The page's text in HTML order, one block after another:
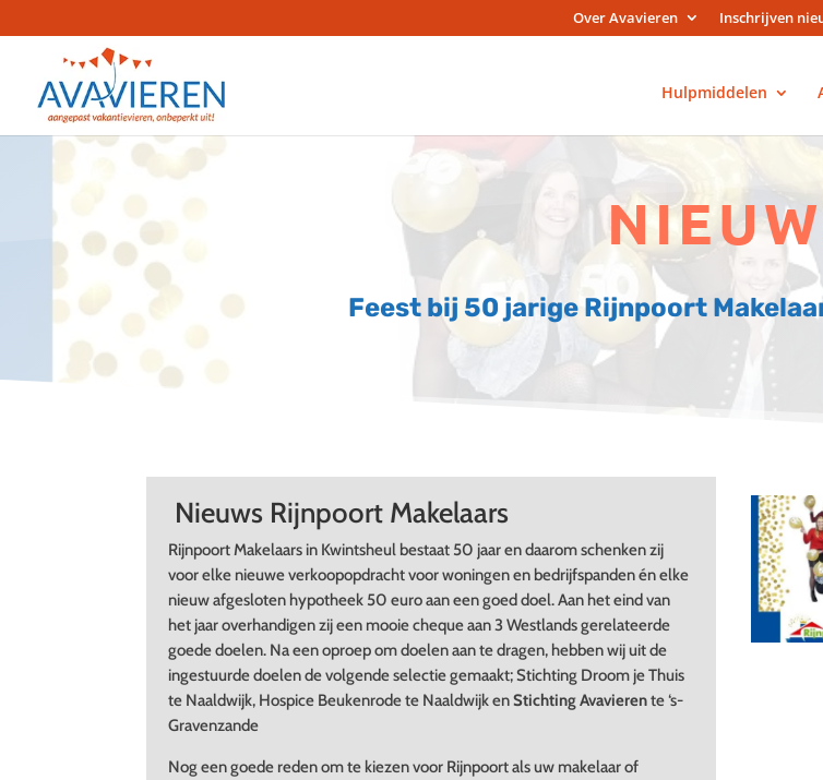
Over Avavieren Inschrijven
Hulpmiddelen
Feest bij 50 jarige Rijnpoort
Nieuws Rijnpoort Makelaars
Rijnpoort Makelaars in Kwintsheul bestaat 50 jaar en daarom schenken zij
voor elke nieuwe verkoopopdracht voor woningen en bedrijfspanden én elke
nieuw afgesloten hypotheek 50 euro aan een goed doel. Aan het eind van
het jaar overhandigen zij een mooie cheque aan 3 Westlands gerelateerde
goede doelen. Na een oproep om doelen aan te dragen, hebben wij uit de
ingestuurde doelen de volgende selectie gemaakt; Stichting Droom je Thuis
te Naaldwijk, Hospice Beukenrode te Naaldwijk enStichting Avavierente ‘s-
Gravenzande
Nog een goede reden om te kiezen voor Rijnpoort als uw makelaar of